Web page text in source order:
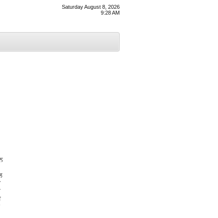
Saturday August 8, 2026
9:28 AM